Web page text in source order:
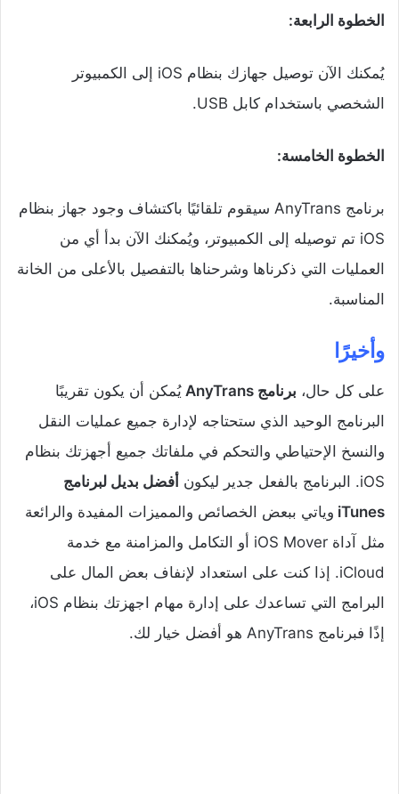
الخطوة الرابعة:
يُمكنك الآن توصيل جهازك بنظام iOS إلى الكمبيوتر
الشخصي باستخدام كابل USB.
الخطوة الخامسة:
برنامج AnyTrans سيقوم تلقائيًا باكتشاف وجود جهاز بنظام
iOS تم توصيله إلى الكمبيوتر، ويُمكنك الآن بدأ أي من
العمليات التي ذكرناها وشرحناها بالتفصيل بالأعلى من الخانة
المناسبة.
وأخيرًا
على كل حال، برنامج AnyTrans
يُمكن أن يكون تقريبًا
البرنامج الوحيد الذي ستحتاجه لإدارة جميع عمليات النقل
والنسخ الإحتياطي والتحكم في ملفاتك جميع أجهزتك بنظام
iOS. البرنامج بالفعل جدير ليكون
أفضل بديل لبرنامج
iTunes وياتي ببعض الخصائص والمميزات المفيدة والرائعة
مثل آداة iOS Mover أو التكامل والمزامنة مع خدمة
iCloud. إذا كنت على استعداد لإنفاف بعض المال على
البرامج التي تساعدك على إدارة مهام اجهزتك بنظام iOS،
إذًا فبرنامج AnyTrans هو أفضل خيار لك.